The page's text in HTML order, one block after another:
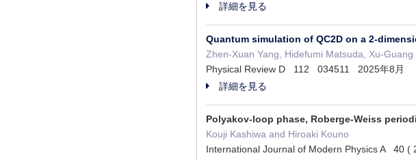
詳細を見る
Quantum simulation of QC2D on a 2-
Zhen-Xuan Yang, Hidefumi Matsuda, Xu-
Physical Review D 112 034511 2025年8月
詳細を見る
Polyakov-loop phase, Roberge-Weiss
Kouji Kashiwa and Hiroaki Kouno
International Journal of Modern Physics A 40